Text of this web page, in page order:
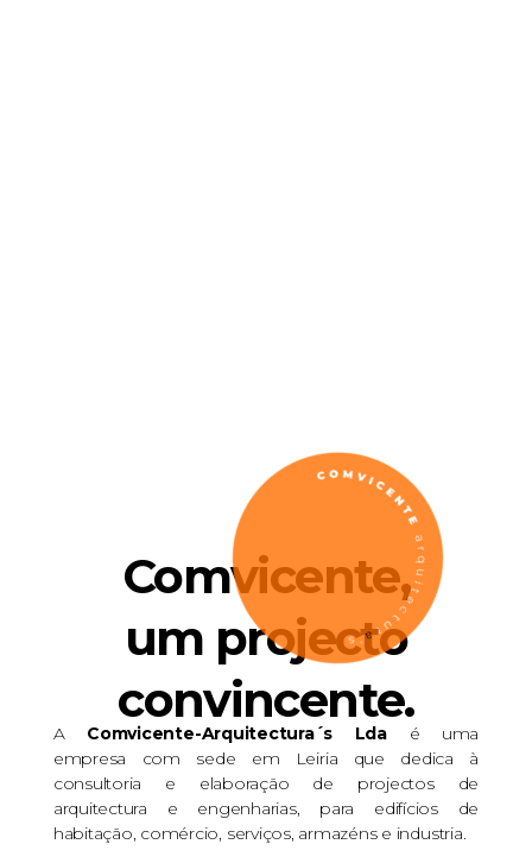
Comvicente,
um projecto
convincente.
A Comvicente-Arquitectura´s Lda é uma
empresa com sede em Leiria que dedica à
consultoria e elaboração de projectos de
arquitectura e engenharias, para edifícios de
habitação, comércio, serviços, armazéns e industria.